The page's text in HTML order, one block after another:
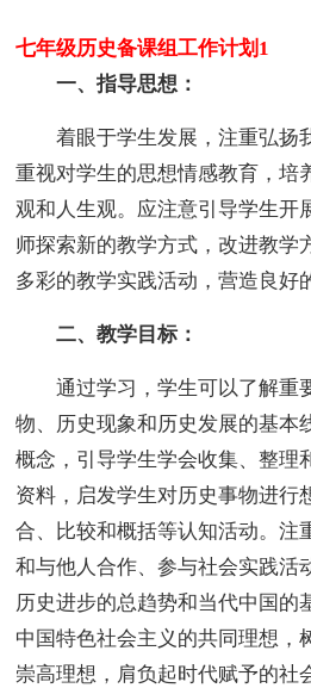
七年级历史备课组工作计划1
一、指导思想：
着眼于学生发展，注重弘扬我
重视对学生的思想情感教育，培
观和人生观。应注意引导学生开
师探索新的教学方式，改进教学
多彩的教学实践活动，营造良好
二、教学目标：
通过学习，学生可以了解重
物、历史现象和历史发展的基本
概念，引导学生学会收集、整理
资料，启发学生对历史事物进行
合、比较和概括等认知活动。注
和与他人合作、参与社会实践活
历史进步的总趋势和当代中国的
中国特色社会主义的共同理想，
崇高理想，肩负起时代赋予的社